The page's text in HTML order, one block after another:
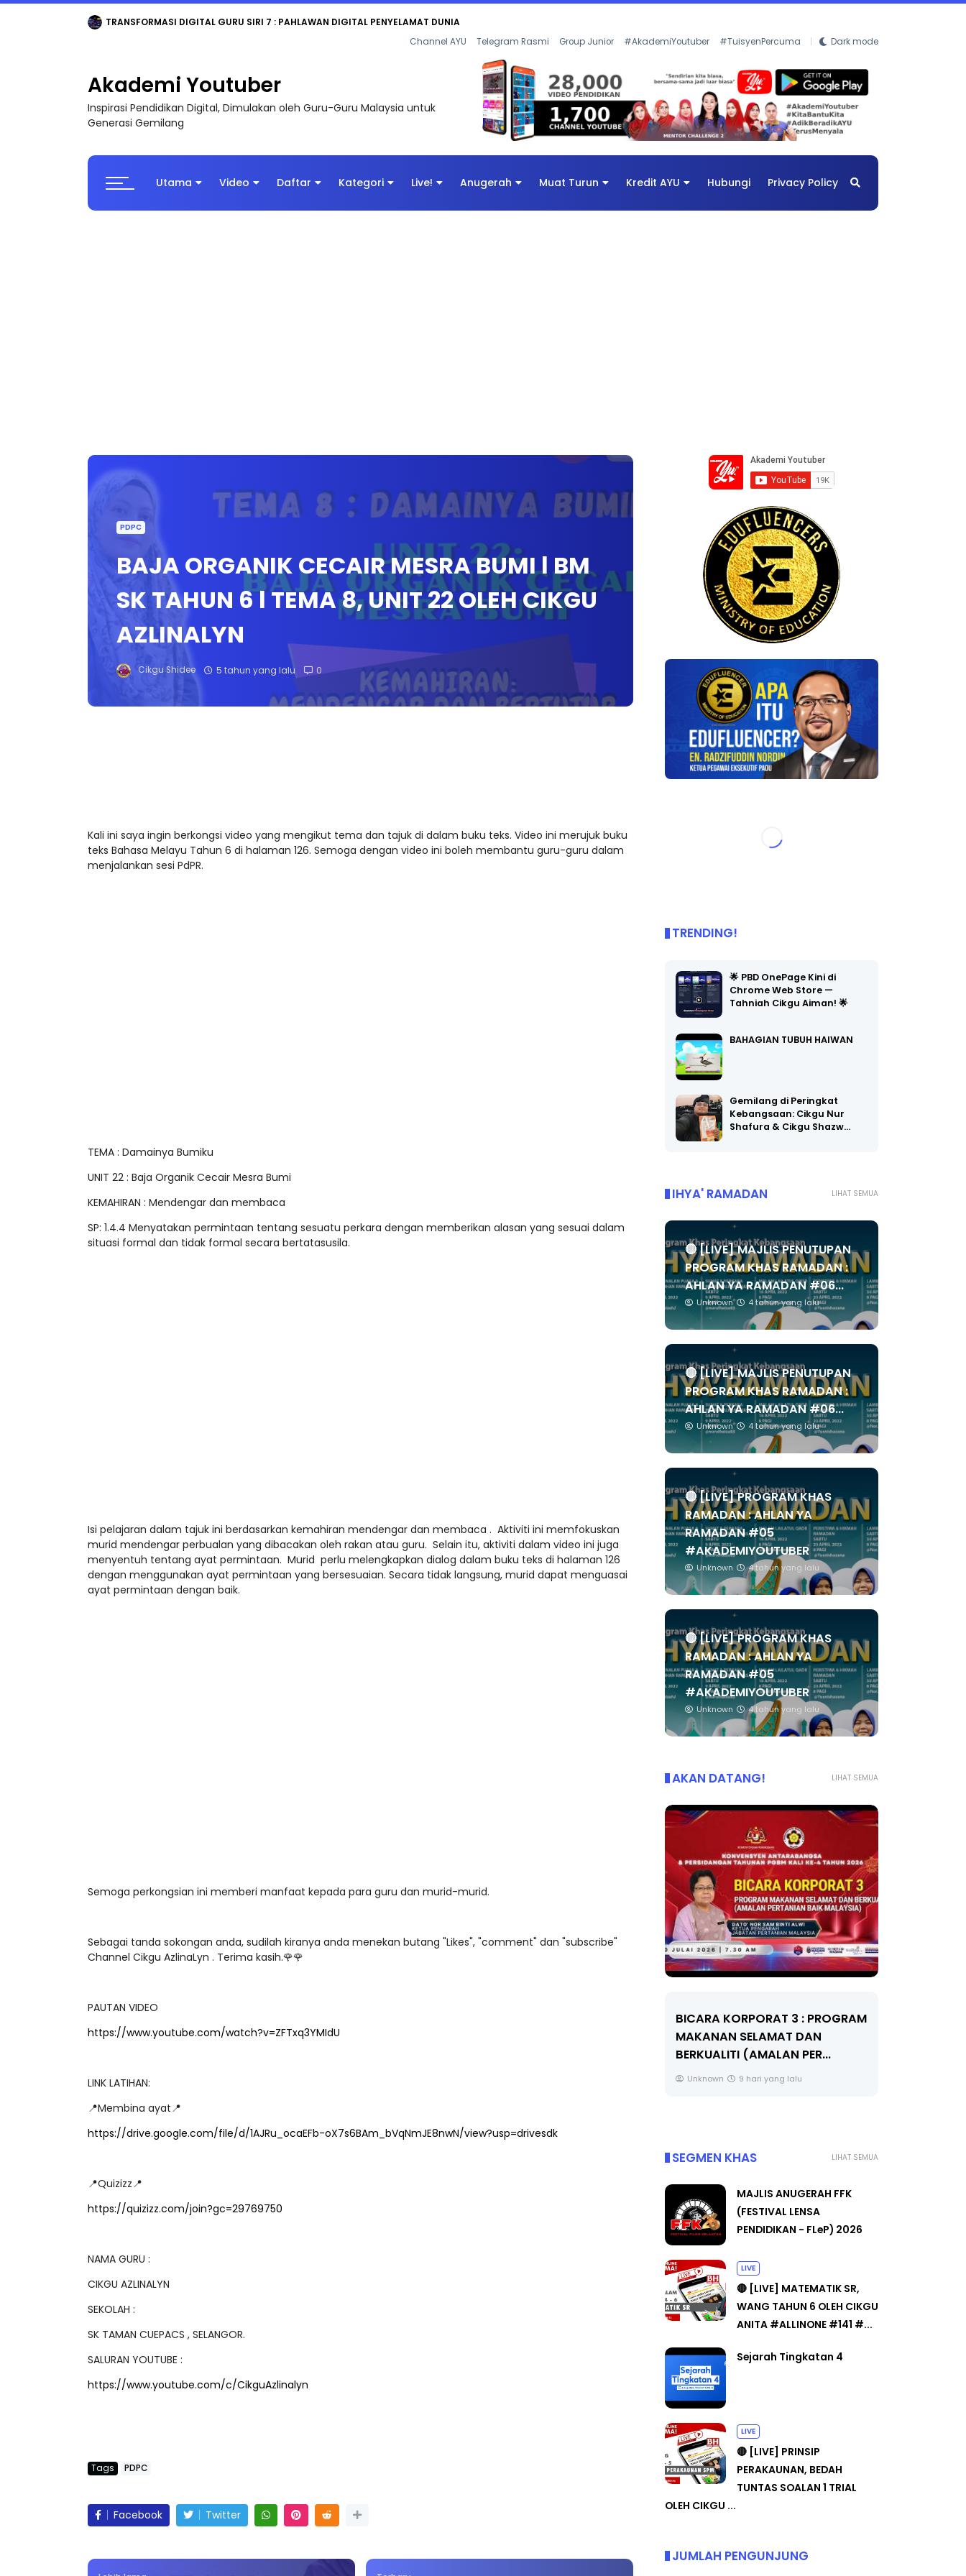
TRANSFORMASI DIGITAL GURU SIRI 7 : PAHLAWAN DIGITAL PENYELAMAT DUNIA
Channel AYU Telegram Rasmi Group Junior #AkademiYoutuber #TuisyenPercuma Dark mode
Akademi Youtuber
Inspirasi Pendidikan Digital, Dimulakan oleh Guru-Guru Malaysia untuk
Generasi Gemilang
Utama Video Daftar Kategori Live! Anugerah Muat Turun Kredit AYU Hubungi Privacy Policy
PDPC
BAJA ORGANIK CECAIR MESRA BUMI l BM
SK TAHUN 6 l TEMA 8, UNIT 22 OLEH CIKGU
AZLINALYN
Cikgu Shidee 5 tahun yang lalu 0
Kali ini saya ingin berkongsi video yang mengikut tema dan tajuk di dalam buku teks. Video ini merujuk buku
teks Bahasa Melayu Tahun 6 di halaman 126. Semoga dengan video ini boleh membantu guru-guru dalam
menjalankan sesi PdPR.
TEMA : Damainya Bumiku
UNIT 22 : Baja Organik Cecair Mesra Bumi
KEMAHIRAN : Mendengar dan membaca
SP: 1.4.4 Menyatakan permintaan tentang sesuatu perkara dengan memberikan alasan yang sesuai dalam
situasi formal dan tidak formal secara bertatasusila.
Isi pelajaran dalam tajuk ini berdasarkan kemahiran mendengar dan membaca . Aktiviti ini memfokuskan
murid mendengar perbualan yang dibacakan oleh rakan atau guru. Selain itu, aktiviti dalam video ini juga
menyentuh tentang ayat permintaan. Murid perlu melengkapkan dialog dalam buku teks di halaman 126
dengan menggunakan ayat permintaan yang bersesuaian. Secara tidak langsung, murid dapat menguasai
ayat permintaan dengan baik.
Semoga perkongsian ini memberi manfaat kepada para guru dan murid-murid.
Sebagai tanda sokongan anda, sudilah kiranya anda menekan butang "Likes", "comment" dan "subscribe"
Channel Cikgu AzlinaLyn . Terima kasih.🌹🌹
PAUTAN VIDEO
https://www.youtube.com/watch?v=ZFTxq3YMIdU
LINK LATIHAN:
📍Membina ayat📍
https://drive.google.com/file/d/1AJRu_ocaEFb-oX7s6BAm_bVqNmJE8nwN/view?usp=drivesdk
📍Quizizz📍
https://quizizz.com/join?gc=29769750
NAMA GURU :
CIKGU AZLINALYN
SEKOLAH :
SK TAMAN CUEPACS , SELANGOR.
SALURAN YOUTUBE :
https://www.youtube.com/c/CikguAzlinalyn
Tags PDPC
Facebook Twitter
TRENDING!
🌟 PBD OnePage Kini di
Chrome Web Store —
Tahniah Cikgu Aiman! 🌟
BAHAGIAN TUBUH HAIWAN
Gemilang di Peringkat
Kebangsaan: Cikgu Nur
Shafura & Cikgu Shazw…
LIHAT SEMUA
IHYA' RAMADAN
🔴 [LIVE] MAJLIS PENUTUPAN
PROGRAM KHAS RAMADAN :
AHLAN YA RAMADAN #06...
Unknown 4 tahun yang lalu
🔴 [LIVE] MAJLIS PENUTUPAN
PROGRAM KHAS RAMADAN :
AHLAN YA RAMADAN #06...
Unknown 4 tahun yang lalu
🔴 [LIVE] PROGRAM KHAS
RAMADAN : AHLAN YA
RAMADAN #05
#AKADEMIYOUTUBER
Unknown 4 tahun yang lalu
🔴 [LIVE] PROGRAM KHAS
RAMADAN : AHLAN YA
RAMADAN #05
#AKADEMIYOUTUBER
Unknown 4 tahun yang lalu
LIHAT SEMUA
AKAN DATANG!
9 hari yang lalu
🔴 [LIVE] PRINSIP PERAKAUNAN,
BICARA KORPORAT 3 : PROGRAM
MAKANAN SELAMAT DAN
BERKUALITI (AMALAN PER...
Unknown 9 hari yang lalu
LIHAT SEMUA
SEGMEN KHAS
MAJLIS ANUGERAH FFK
(FESTIVAL LENSA
PENDIDIKAN - FLeP) 2026
LIVE
🔴 [LIVE] MATEMATIK SR,
WANG TAHUN 6 OLEH CIKGU
ANITA #ALLINONE #141 #...
Sejarah Tingkatan 4
LIVE
🔴 [LIVE] PRINSIP
PERAKAUNAN, BEDAH
TUNTAS SOALAN 1 TRIAL
OLEH CIKGU ...
JUMLAH PENGUNJUNG